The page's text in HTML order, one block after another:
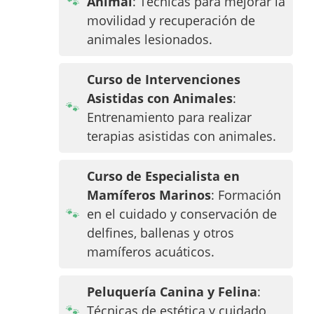
movilidad y recuperación de
animales lesionados.
Curso de Intervenciones
Asistidas con Animales:
Entrenamiento para realizar
terapias asistidas con animales.
Curso de Especialista en
Mamíferos Marinos: Formación
en el cuidado y conservación de
delfines, ballenas y otros
mamíferos acuáticos.
Peluquería Canina y Felina:
Técnicas de estética y cuidado